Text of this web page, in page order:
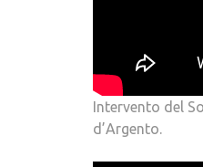
Intervento del
d’Argento.